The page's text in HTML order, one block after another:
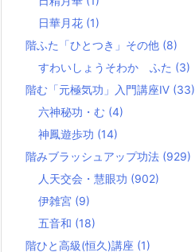
日華月花 (1)
階ふた「ひとつき」その他 (8)
すわいしょうそわか ふた (3)
階む「元極気功」入門講座Ⅳ (33)
六神秘功・む (4)
神鳳遊歩功 (14)
階みブラッシュアップ功法 (929)
人天交会・慧眼功 (902)
伊雑宮 (9)
五音和 (18)
階ひと高級(恒久)講座 (1)